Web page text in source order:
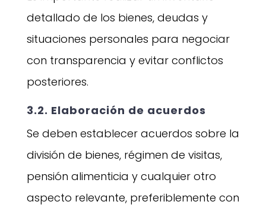
detallado de los bienes, deudas y
situaciones personales para negociar
con transparencia y evitar conflictos
posteriores.
3.2. Elaboración de acuerdos
Se deben establecer acuerdos sobre la
división de bienes, régimen de visitas,
pensión alimenticia y cualquier otro
aspecto relevante, preferiblemente con